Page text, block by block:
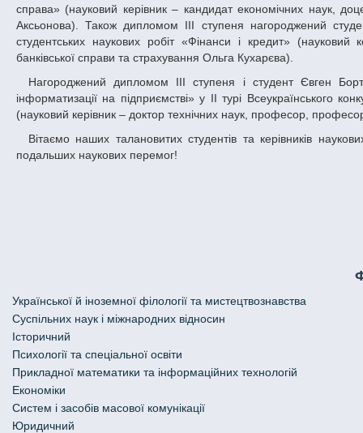
справа» (науковий керівник – кандидат економічних наук,
Аксьонова). Також дипломом ІІІ ступеня нагороджений
студентських наукових робіт «Фінанси і кредит»
банківської справи та страхування Ольга Кухарєва).
Нагороджений дипломом ІІІ ступеня і студент Євген Бортульов за наукову роботу «Моделювання системи управління проектами
інформатизації на підприємстві» у ІІ турі Всеукраїнського
(науковий керівник – доктор технічних наук, професор,
Вітаємо наших талановитих студентів та керівників наукових робіт! Радіємо за їхні успіхи, бажаємо натхнення для нових звершень і
подальших наукових перемог!
Української й іноземної філології та мистецтвознавства
Cуспільних наук і міжнародних відносин
Історичний
Психології та спеціальної освіти
Прикладної математики та інформаційних технологій
Економіки
Систем і засобів масової комунікації
Юридичний